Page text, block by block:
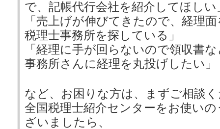
で、記帳代行会社を紹介してほしい
「売上げが伸びてきたので、経理
税理士事務所を探している」
「経理に手が回らないので領収書
事務所さんに経理を丸投げしたい」
など、お困りな方は、まずご相談
全国税理士紹介センターをお使い
ざいましたら、